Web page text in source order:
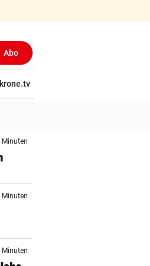
Abo
krone.tv
Minuten
Minuten
Minuten